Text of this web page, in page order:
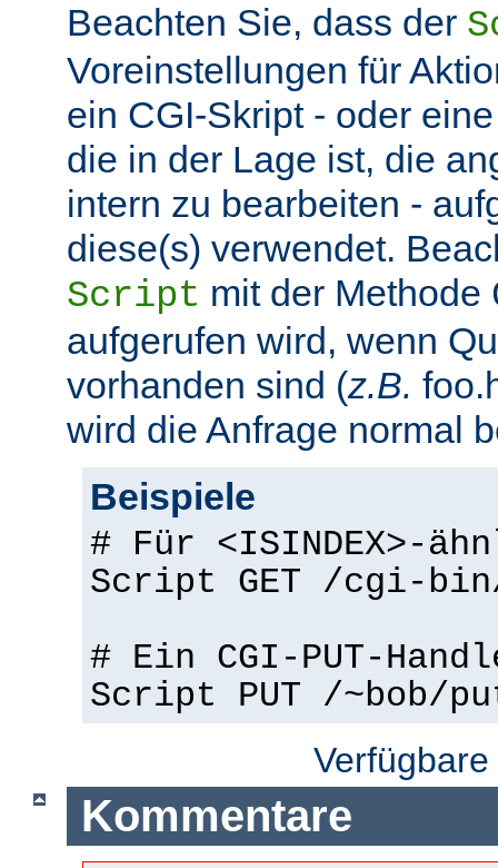
Beachten Sie, dass der
Voreinstellungen für
ein CGI-Skript - oder
die in der Lage ist, die
intern zu bearbeiten -
diese(s) verwendet.
Script mit der Methode
aufgerufen wird, wenn
vorhanden sind (z.B.
wird die Anfrage normal
Beispiele
# Für <ISINDEX>-
Script GET /cgi-
# Ein CGI-PUT-
Script PUT /~bob/
Kommentare